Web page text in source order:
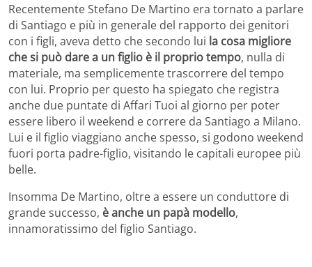
Recentemente Stefano De Martino era tornato a parlare
di Santiago e più in generale del rapporto dei genitori
con i figli, aveva detto che secondo lui la cosa migliore
che si può dare a un figlio è il proprio tempo, nulla di
materiale, ma semplicemente trascorrere del tempo
con lui. Proprio per questo ha spiegato che registra
anche due puntate di Affari Tuoi al giorno per poter
essere libero il weekend e correre da Santiago a Milano.
Lui e il figlio viaggiano anche spesso, si godono weekend
fuori porta padre-figlio, visitando le capitali europee più
belle.
Insomma De Martino, oltre a essere un conduttore di
grande successo, è anche un papà modello,
innamoratissimo del figlio Santiago.